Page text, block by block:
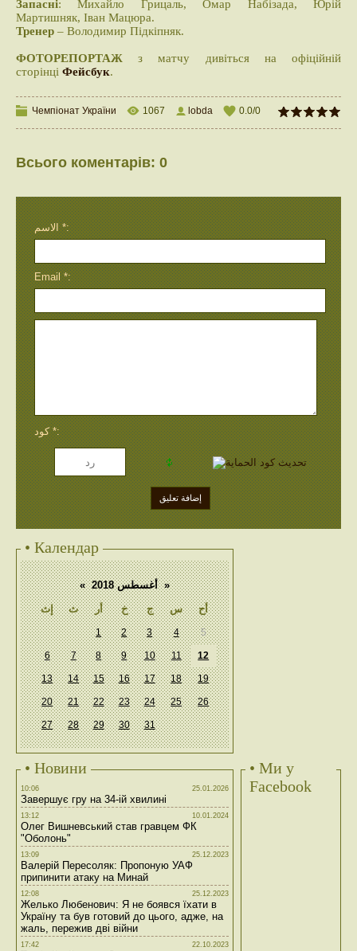
Запасні: Михайло Грицаль, Омар Набізада, Юрій
Мартишняк, Іван Мацюра.
Тренер – Володимир Підкіпняк.
ФОТОРЕПОРТАЖ з матчу дивіться на офіційній
сторінці Фейсбук.
Чемпіонат України 1067 lobda 0.0/0
Всього коментарів: 0
الاسم *:
Email *:
كود *:
• Календар
« أغسطس 2018 »
إث
ث أر خ ج س أح
1 2 3 4 5
6 7 8 9 10 11 12
13 14 15 16 17 18 19
20 21 22 23 24 25 26
27 28 29 30 31
• Новини
10:06 25.01.2026
Завершує гру на 34-ій хвилині
13:12 10.01.2024
Олег Вишневський став гравцем ФК
"Оболонь"
13:09 25.12.2023
Валерій Пересоляк: Пропоную УАФ
припинити атаку на Минай
12:08 25.12.2023
Желько Любенович: Я не боявся їхати в
Україну та був готовий до цього, адже, на
жаль, пережив дві війни
17:42 22.10.2023
• Ми у
Facebook